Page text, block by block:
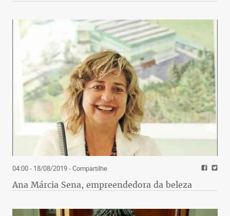
04:00 - 18/08/2019- Compartilhe
Ana Márcia Sena, empreendedora da beleza